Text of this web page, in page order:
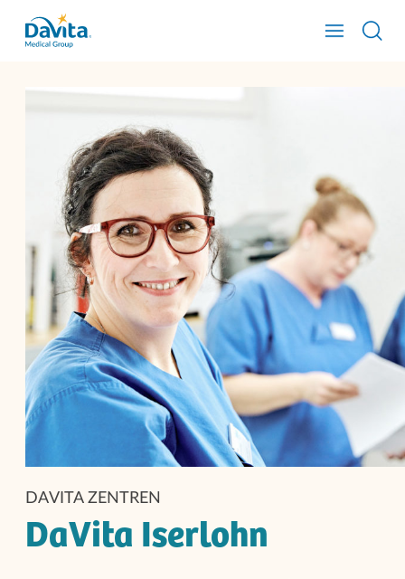
DAVITA ZENTREN
DaVita Iserlohn